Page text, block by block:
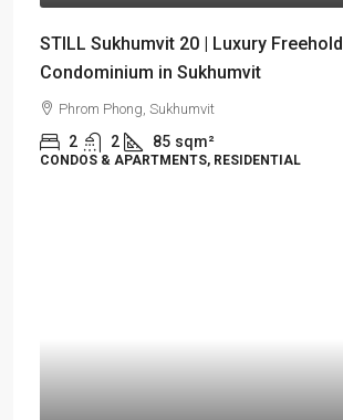
STILL Sukhumvit 20 | Luxury Freehold
Condominium in Sukhumvit
Phrom Phong, Sukhumvit
2 2 85 sqm²
CONDOS & APARTMENTS, RESIDENTIAL